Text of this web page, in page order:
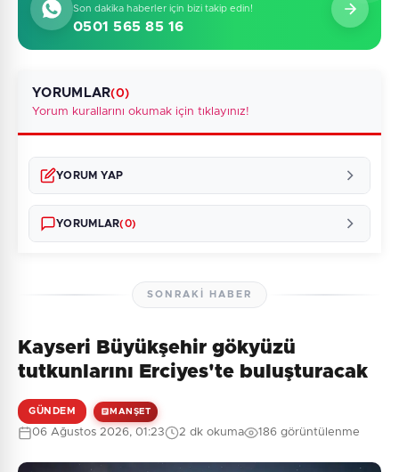
Son dakika haberler için bizi takip edin!
0501 565 85 16
YORUMLAR(0)
Yorum kurallarını okumak için tıklayınız!
YORUM YAP
YORUMLAR(0)
Henüz yorum yapılmamış. İlk yorumu siz yapın!
SONRAKI HABER
Kayseri Büyükşehir gökyüzü
tutkunlarını Erciyes'te buluşturacak
GÜNDEM MANŞET
06 Ağustos 2026, 01:23 2 dk okuma 186 görüntülenme